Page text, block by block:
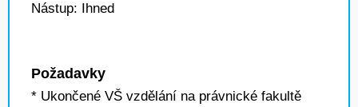
Nástup: Ihned
Požadavky
* Ukončené VŠ vzdělání na právnické fakultě